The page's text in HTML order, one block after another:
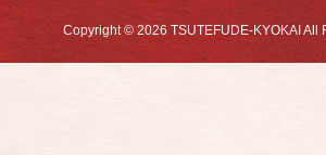
Copyright © 2026 TSUTEFUDE-KYOKAI All